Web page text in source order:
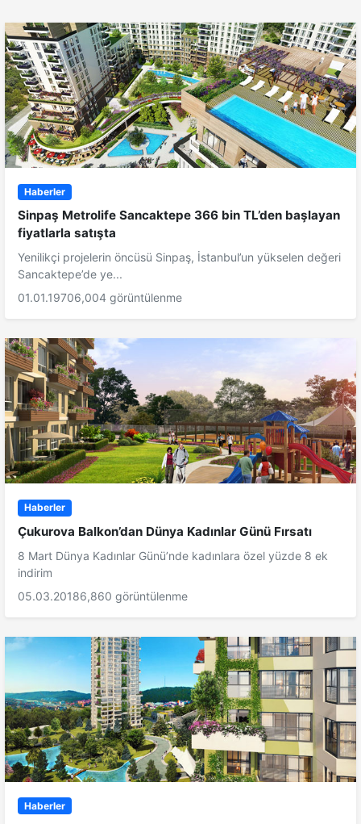
Haberler
Sinpaş Metrolife Sancaktepe 366 bin TL’den başlayan
fiyatlarla satışta
Yenilikçi projelerin öncüsü Sinpaş, İstanbul’un yükselen değeri
Sancaktepe’de ye...
01.01.19706,004 görüntülenme
Haberler
Çukurova Balkon’dan Dünya Kadınlar Günü Fırsatı
8 Mart Dünya Kadınlar Günü’nde kadınlara özel yüzde 8 ek
indirim
05.03.20186,860 görüntülenme
Haberler